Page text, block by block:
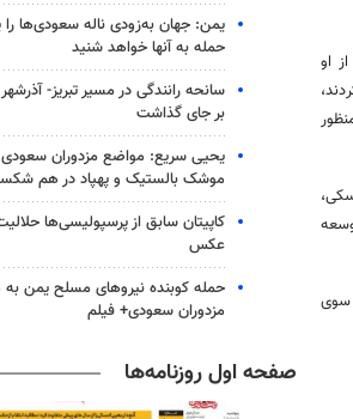
او
به منظور
در سوی
یمن: جهان به‌زودی ناله سعودی‌ها
حمله به آنها خواهد شنید
بر جای گذاشت
یحیی سریع: مواضع مزدوران سعودی
موشک بالستیک و پهپاد در هم
کاپیتان سابق از پرسپولیسی‌ها
عکس
حمله کوبنده نیروهای مسلح یمن
مزدوران سعودی+ فیلم
صفحه اول روزنامه‌ها